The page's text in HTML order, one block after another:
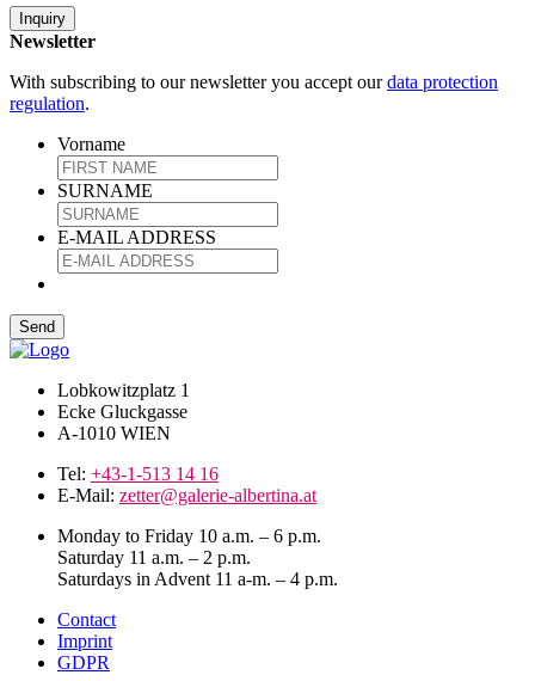
Inquiry
Newsletter
With subscribing to our newsletter you accept ourdata protection
regulation.
Vorname
SURNAME
E-MAIL ADDRESS
Lobkowitzplatz 1
Ecke Gluckgasse
A-1010 WIEN
Tel: +43-1-513 14 16
E-Mail: zetter@galerie-albertina.at
Monday to Friday 10 a.m. – 6 p.m.
Saturday 11 a.m. – 2 p.m.
Saturdays in Advent 11 a-m. – 4 p.m.
Contact
Imprint
GDPR